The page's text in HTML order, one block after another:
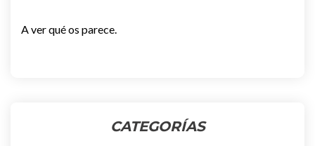
A ver qué os parece.
CATEGORÍAS